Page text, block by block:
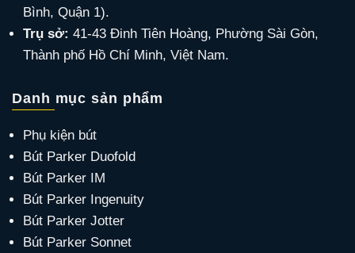
Bình, Quận 1).
Trụ sở: 41-43 Đinh Tiên Hoàng, Phường Sài Gòn,
Thành phố Hồ Chí Minh, Việt Nam.
Danh mục sản phẩm
Phụ kiện bút
Bút Parker Duofold
Bút Parker IM
Bút Parker Ingenuity
Bút Parker Jotter
Bút Parker Sonnet